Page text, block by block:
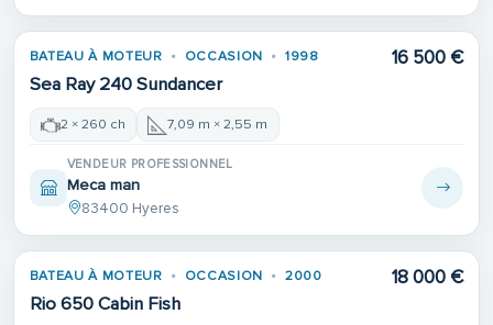
BATEAU À MOTEUR OCCASION 1998
Sea Ray 240 Sundancer
16 500 €
2 × 260 ch 7,09 m × 2,55 m
VENDEUR PROFESSIONNEL
Meca man
83400 Hyeres
BATEAU À MOTEUR OCCASION 2000
Rio 650 Cabin Fish
18 000 €